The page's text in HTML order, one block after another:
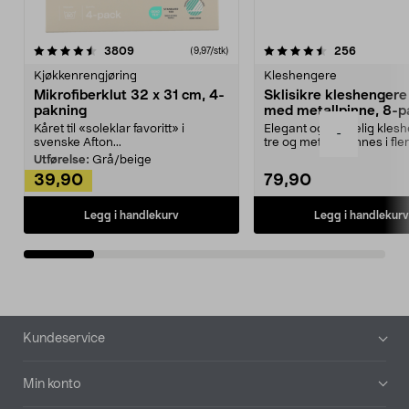
-
3809anmeldelser(9,97/stk)
Kjøkkenrengjøring
Mikrofiberklut 32 x 31 cm, 4-
pakning
Kåret til «soleklar favoritt» i
svenske Afton...
Utførelse: Grå/beige
39,90
Legg i handlekurv
4.5av 5 stjerner 256
Kleshengere
Sklisikre
med metallpinne, 8-
Elegant og skikkelig
tre og metall – finnes i
79,90
Legg i handlekurv
4.5av 5 stjerner
Bunntekst
Kundeservice
Min konto